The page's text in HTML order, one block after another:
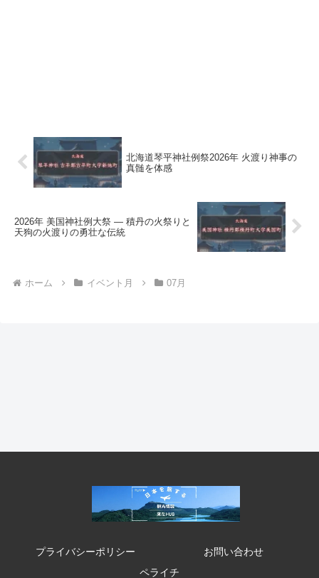
北海道琴平神社例祭2026年 火渡り神事の
真髄を体感
2026年 美国神社例大祭 ― 積丹の火祭りと
天狗の火渡りの勇壮な伝統
ホーム イベント月 07月
プライバシーポリシー
お問い合わせ
ペライチ